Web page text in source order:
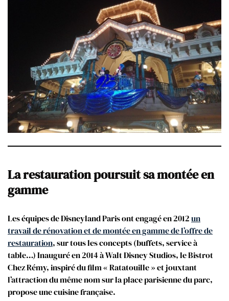
La restauration poursuit sa montée en
gamme
Les équipes de Disneyland Paris ont engagé en 2012un
travail de rénovation et de montée en gamme de l’offre de
restauration, sur tous les concepts (buffets, service à
table…) Inauguré en 2014 à Walt Disney Studios, le Bistrot
Chez Rémy, inspiré du film « Ratatouille » et jouxtant
l’attraction du même nom sur la place parisienne du parc,
propose une cuisine française.